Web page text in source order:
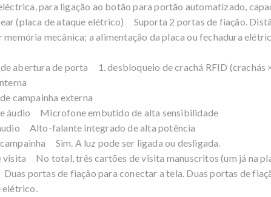
para ligação ao botão para portão automatizado,
(placa de ataque elétrico) Suporta 2 portas de fiação.
memória mecânica; a alimentação da placa ou fechadura
abertura de porta 1. desbloqueio de crachá RFID (crachás
campainha externa
áudio Microfone embutido de alta sensibilidade
Alto-falante integrado de alta potência
Sim. A luz pode ser ligada ou desligada.
visita No total, três cartões de visita manuscritos (um já na
portas de fiação para conectar a tela. Duas portas de
elétrico.